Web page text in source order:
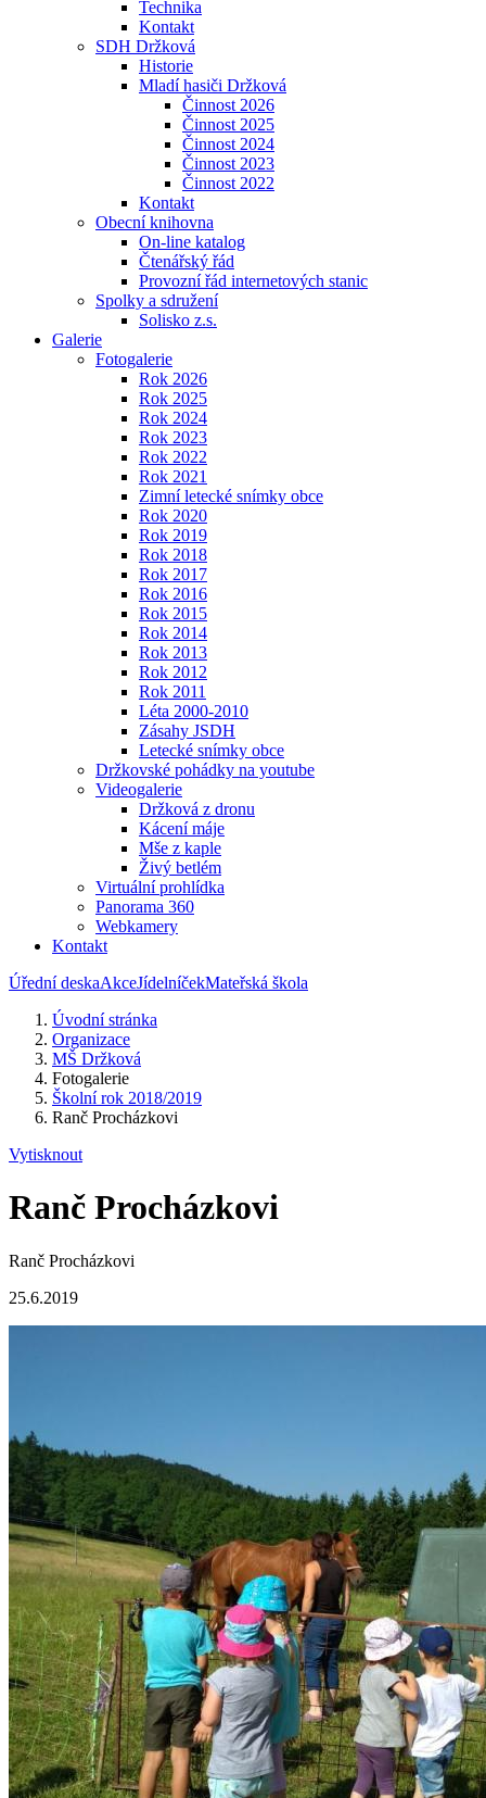
Technika
Kontakt
SDH Držková
Historie
Mladí hasiči Držková
Činnost 2026
Činnost 2025
Činnost 2024
Činnost 2023
Činnost 2022
Kontakt
Obecní knihovna
On-line katalog
Čtenářský řád
Provozní řád internetových stanic
Spolky a sdružení
Solisko z.s.
Galerie
Fotogalerie
Rok 2026
Rok 2025
Rok 2024
Rok 2023
Rok 2022
Rok 2021
Zimní letecké snímky obce
Rok 2020
Rok 2019
Rok 2018
Rok 2017
Rok 2016
Rok 2015
Rok 2014
Rok 2013
Rok 2012
Rok 2011
Léta 2000-2010
Zásahy JSDH
Letecké snímky obce
Držkovské pohádky na youtube
Videogalerie
Držková z dronu
Kácení máje
Mše z kaple
Živý betlém
Virtuální prohlídka
Panorama 360
Webkamery
Kontakt
Úřední deskaAkceJídelníčekMateřská škola
Úvodní stránka
Organizace
MŠ Držková
Fotogalerie
Školní rok 2018/2019
Ranč Procházkovi
Vytisknout
Ranč Procházkovi
Ranč Procházkovi
25.6.2019